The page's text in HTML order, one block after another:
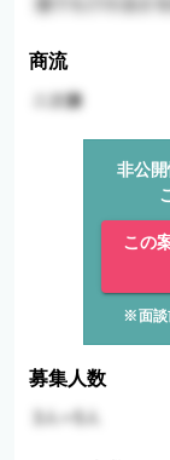
商流
非公
この
※面談
募集人数